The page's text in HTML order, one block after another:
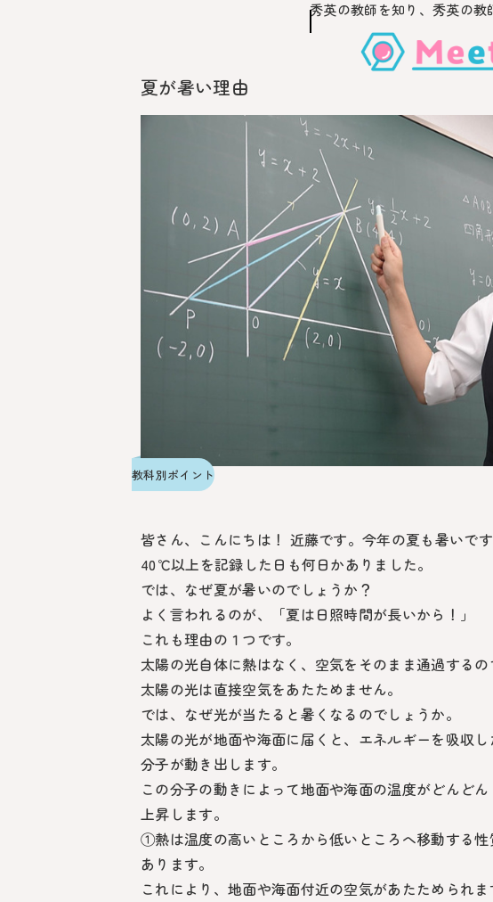
このページの本文へ移動
秀英の教師を知り、秀英の教
夏が暑い理由
教科別ポイント
皆さん、こんにちは！ 近藤です。今年の夏も暑いで
40℃以上を記録した日も何日かありました。
では、なぜ夏が暑いのでしょうか？
よく言われるのが、「夏は日照時間が長いから！」
これも理由の１つです。
太陽の光自体に熱はなく、空気をそのまま通過する
太陽の光は直接空気をあたためません。
では、なぜ光が当たると暑くなるのでしょうか。
太陽の光が地面や海面に届くと、エネルギーを吸収し
分子が動き出します。
この分子の動きによって地面や海面の温度がどんどん
上昇します。
①熱は温度の高いところから低いところへ移動する性
あります。
これにより、地面や海面付近の空気があたためられ